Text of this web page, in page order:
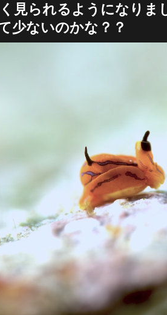
見られるようになりま
少ないのかな？？